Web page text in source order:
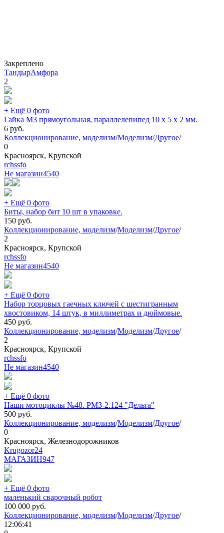
Закреплено
ТандырАмфора
2
+ Ещё 0 фото
Гайка М3 прямоугольная, параллелепипед 10 х 5 х 2 мм.
6 руб.
Коллекционирование, моделизм/Моделизм/Другое/
0
Красноярск, Крупской
rchssfo
Не магазин4540
+ Ещё 0 фото
Биты, набор бит 10 шт в упаковке.
150 руб.
Коллекционирование, моделизм/Моделизм/Другое/
2
Красноярск, Крупской
rchssfo
Не магазин4540
+ Ещё 0 фото
Набор торцовых гаечных ключей с шестигранным
хвостовиком, 14 штук, в миллиметрах и дюймовые.
450 руб.
Коллекционирование, моделизм/Моделизм/Другое/
2
Красноярск, Крупской
rchssfo
Не магазин4540
+ Ещё 0 фото
Наши мотоциклы №48. РМЗ-2.124 "Дельта"
500 руб.
Коллекционирование, моделизм/Моделизм/Другое/
0
Красноярск, Железнодорожников
Krugozor24
МАГАЗИН947
+ Ещё 0 фото
маленький сварочный робот
100 000 руб.
Коллекционирование, моделизм/Моделизм/Другое/
12:06:41